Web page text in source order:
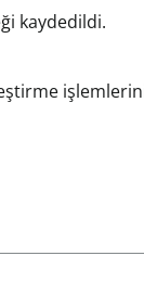
kaydedildi.